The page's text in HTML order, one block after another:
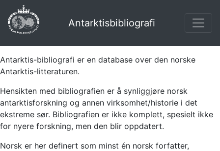
Antarktisbibliografi
Antarktis-bibliografi er en database over den norske
Antarktis-litteraturen.
Hensikten med bibliografien er å synliggjøre norsk
antarktisforskning og annen virksomhet/historie i det
ekstreme sør. Bibliografien er ikke komplett, spesielt ikke
for nyere forskning, men den blir oppdatert.
Norsk er her definert som minst én norsk forfatter,